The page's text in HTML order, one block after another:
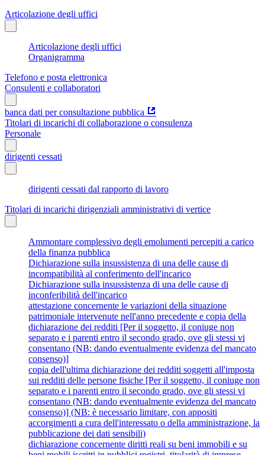
Articolazione degli uffici
Articolazione degli uffici
Organigramma
Telefono e posta elettronica
Consulenti e collaboratori
banca dati per consultazione pubblica
Titolari di incarichi di collaborazione o consulenza
Personale
dirigenti cessati
dirigenti cessati dal rapporto di lavoro
Titolari di incarichi dirigenziali amministrativi di vertice
Ammontare complessivo degli emolumenti percepiti a carico
della finanza pubblica
Dichiarazione sulla insussistenza di una delle cause di
incompatibilità al conferimento dell'incarico
Dichiarazione sulla insussistenza di una delle cause di
inconferibilità dell'incarico
attestazione concernente le variazioni della situazione
patrimoniale intervenute nell'anno precedente e copia della
dichiarazione dei redditi [Per il soggetto, il coniuge non
separato e i parenti entro il secondo grado, ove gli stessi vi
consentano (NB: dando eventualmente evidenza del mancato
consenso)]
copia dell'ultima dichiarazione dei redditi soggetti all'imposta
sui redditi delle persone fisiche [Per il soggetto, il coniuge non
separato e i parenti entro il secondo grado, ove gli stessi vi
consentano (NB: dando eventualmente evidenza del mancato
consenso)] (NB: è necessario limitare, con appositi
accorgimenti a cura dell'interessato o della amministrazione, la
pubblicazione dei dati sensibili)
dichiarazione concernente diritti reali su beni immobili e su